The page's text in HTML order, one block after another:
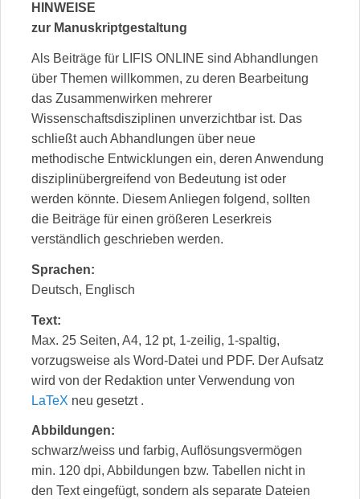
HINWEISE
zur Manuskriptgestaltung
Als Beiträge für LIFIS ONLINE sind Abhandlungen
über Themen willkommen, zu deren Bearbeitung
das Zusammenwirken mehrerer
Wissenschaftsdisziplinen unverzichtbar ist. Das
schließt auch Abhandlungen über neue
methodische Entwicklungen ein, deren Anwendung
disziplinübergreifend von Bedeutung ist oder
werden könnte. Diesem Anliegen folgend, sollten
die Beiträge für einen größeren Leserkreis
verständlich geschrieben werden.
Sprachen:
Deutsch, Englisch
Text:
Max. 25 Seiten, A4, 12 pt, 1-zeilig, 1-spaltig,
vorzugsweise als Word-Datei und PDF. Der Aufsatz
wird von der Redaktion unter Verwendung von
LaTeX neu gesetzt .
Abbildungen:
schwarz/weiss und farbig, Auflösungsvermögen
min. 120 dpi, Abbildungen bzw. Tabellen nicht in
den Text eingefügt, sondern als separate Dateien